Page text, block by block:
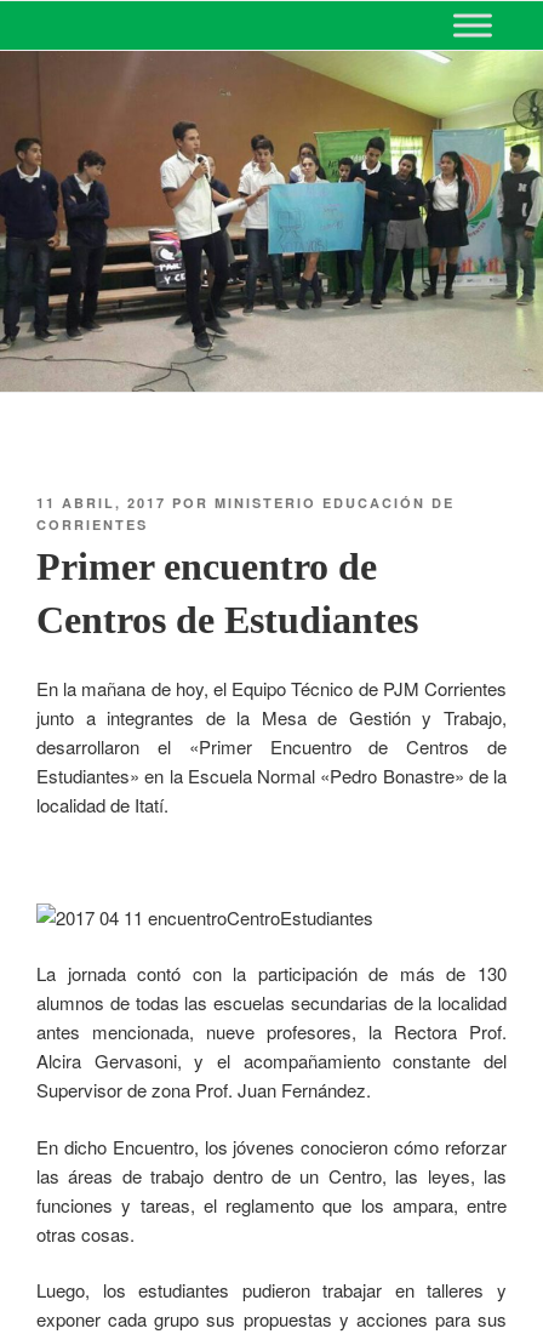
MINISTERIO DE EDUCACIÓN
DE CORRIENTES
11 ABRIL, 2017 POR MINISTERIO EDUCACIÓN DE
CORRIENTES
Primer encuentro de
Centros de Estudiantes
En la mañana de hoy, el Equipo Técnico de PJM Corrientes
junto a integrantes de la Mesa de Gestión y Trabajo,
desarrollaron el «Primer Encuentro de Centros de
Estudiantes» en la Escuela Normal «Pedro Bonastre» de la
localidad de Itatí.
La jornada contó con la participación de más de 130
alumnos de todas las escuelas secundarias de la localidad
antes mencionada, nueve profesores, la Rectora Prof.
Alcira Gervasoni, y el acompañamiento constante del
Supervisor de zona Prof. Juan Fernández.
En dicho Encuentro, los jóvenes conocieron cómo reforzar
las áreas de trabajo dentro de un Centro, las leyes, las
funciones y tareas, el reglamento que los ampara, entre
otras cosas.
Luego, los estudiantes pudieron trabajar en talleres y
exponer cada grupo sus propuestas y acciones para sus